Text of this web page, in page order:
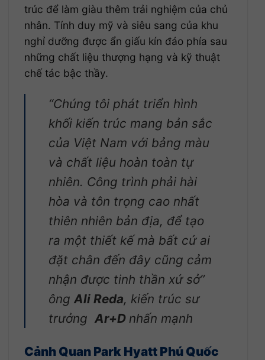
trúc để làm giàu thêm trải nghiệm của chủ
nhân. Tính duy mỹ và siêu sang của khu
nghỉ dưỡng được ẩn giấu kín đáo phía sau
những chất liệu thượng hạng và kỹ thuật
chế tác bậc thầy.
“Chúng tôi phát triển hình
khối kiến trúc mang bản sắc
của Việt Nam với bảng màu
và chất liệu hoàn toàn tự
nhiên. Công trình phải hài
hòa và tôn trọng cao nhất
thiên nhiên bản địa, để tạo
ra một thiết kế mà bất cứ ai
đặt chân đến đây cũng cảm
nhận được tinh thần xứ sở”
ông Ali Reda, kiến trúc sư
trưởng Ar+D nhấn mạnh
Cảnh Quan Park Hyatt Phú Quốc